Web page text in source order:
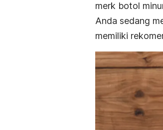
merk botol
Anda sedang
memiliki